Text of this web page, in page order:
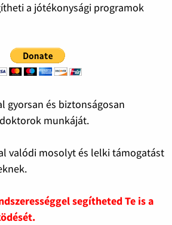
a jótékonysági programok
gyorsan és biztonságosan
munkáját.
valódi mosolyt és lelki támogatást
segítheted Te is a